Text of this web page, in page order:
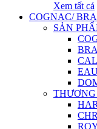
Xem tất cả
COGNAC/
SẢN